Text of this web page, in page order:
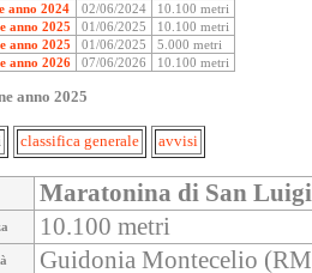
anno 2024
02/06/2024
10.100 metri
anno 2025
01/06/2025
10.100 metri
anno 2025
01/06/2025
5.000 metri
anno 2026
07/06/2026 10.100 metri
anno 2025
classifica generale avvisi
Maratonina di San Luigi
10.100 metri
Guidonia Montecelio